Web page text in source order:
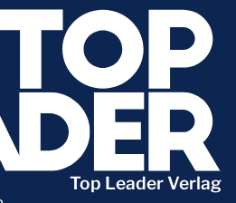
Top Leader Verlag